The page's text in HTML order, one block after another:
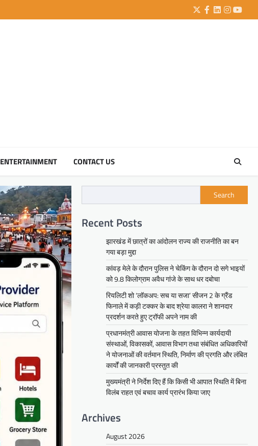
Twitter
Facebook
LinkedIn
ENTERTAINMENT CONTACT US
Search
Recent Posts
झारखंड में छात्रों का आंदोलन राज्य की राजनीति का बन
गया बड़ा मुद्दा
कांवड़ मेले के दौरान पुलिस ने चेकिंग के दौरान दो सगे भाइयों
को 9.8 किलोग्राम अवैध गांजे के साथ धर दबोचा
रियलिटी शो ‘लॉकअप: सच या सजा’ सीजन 2 के ग्रैंड
फिनाले में कड़ी टक्कर के बाद श्रेया कालरा ने शानदार
प्रदर्शन करते हुए ट्रॉफी अपने नाम की
प्रधानमंत्री आवास योजना के तहत विभिन्न कार्यदायी
संस्थाओं, विकासकों, आवास विभाग तथा संबंधित अधिकारियों
ने योजनाओं की वर्तमान स्थिति, निर्माण की प्रगति और लंबित
कार्यों की जानकारी प्रस्तुत की
मुख्यमंत्री ने निर्देश दिए हैं कि किसी भी आपात स्थिति में बिना
विलंब राहत एवं बचाव कार्य प्रारंभ किया जाए
Archives
August 2026